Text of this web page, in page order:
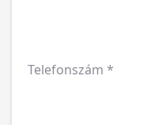
Telefonszám *